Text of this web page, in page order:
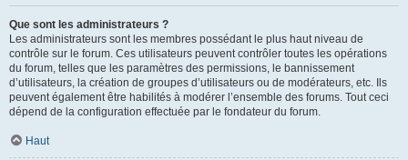
Que sont les administrateurs ?
Les administrateurs sont les membres possédant le plus haut niveau de
contrôle sur le forum. Ces utilisateurs peuvent contrôler toutes les opérations
du forum, telles que les paramètres des permissions, le bannissement
d’utilisateurs, la création de groupes d’utilisateurs ou de modérateurs, etc. Ils
peuvent également être habilités à modérer l’ensemble des forums. Tout ceci
dépend de la configuration effectuée par le fondateur du forum.
Haut